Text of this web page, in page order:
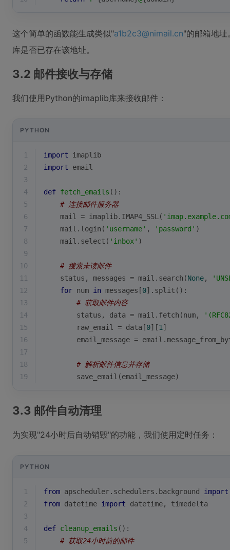
这个简单的函数能生成类似"a1b2c3@nimail.cn"的邮箱地
库是否已存在该地址。
3.2 邮件接收与存储
我们使用Python的imaplib库来接收邮件：
PYTHON
1 import imaplib
2
import email
3
4
def fetch_emails ():
5
# 连接邮件服务器
6
    mail = imaplib.IMAP4_SSL(
7
    mail.login(
'username' , 'password' )
8
    mail.select(
'inbox' )
9
10
# 搜索未读邮件
11
    status, messages = mail.search(
None,
12
for num in messages[0].split():
13
# 获取邮件内容
14
        status, data = mail.fetch(num,
15
        raw_email = data[
0][1 ]
16
email_message =
17
18
# 解析邮件信息并存储
19
        save_email(email_message)
3.3 邮件自动清理
为实现"24小时后自动销毁"的功能，我们使用定时任务：
PYTHON
1 from apscheduler.schedulers.background import
2
from datetime import datetime, timedelta
3
4
def cleanup_emails ():
5
# 获取24小时前的邮件